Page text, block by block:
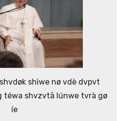
shìwe nø vdè dvpvt
téwa shvzvtā lúnwe tvrà gø
íe